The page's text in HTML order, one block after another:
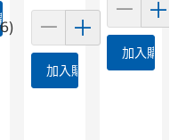
車
加入購物車
加入購物